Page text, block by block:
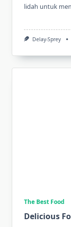
lidah untuk
Delay-Sprey
The Best Food
Delicious